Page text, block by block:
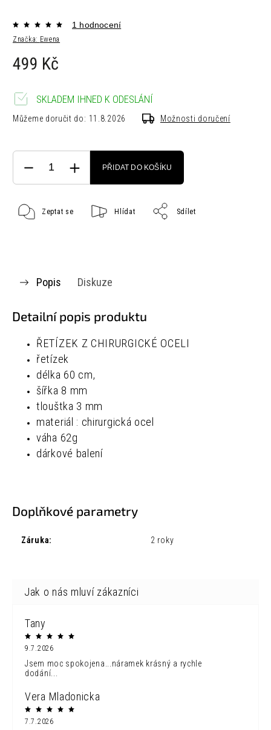
Značka: Ewena
1 hodnocení
499 Kč
SKLADEM IHNED K ODESLÁNÍ
Můžeme doručit do: 11.8.2026 Možnosti doručení
PŘIDAT DO KOŠÍKU
Zeptat se Hlídat Sdílet
Popis Diskuze
Detailní popis produktu
ŘETÍZEK Z CHIRURGICKÉ OCELI
řetízek
délka 60 cm,
šířka 8 mm
tlouštka 3 mm
materiál : chirurgická ocel
váha 62g
dárkové balení
Doplňkové parametry
Záruka: 2 roky
Tany
9.7.2026
Jsem moc spokojena...náramek krásný a rychle
dodání...
Vera Mladonicka
7.7.2026